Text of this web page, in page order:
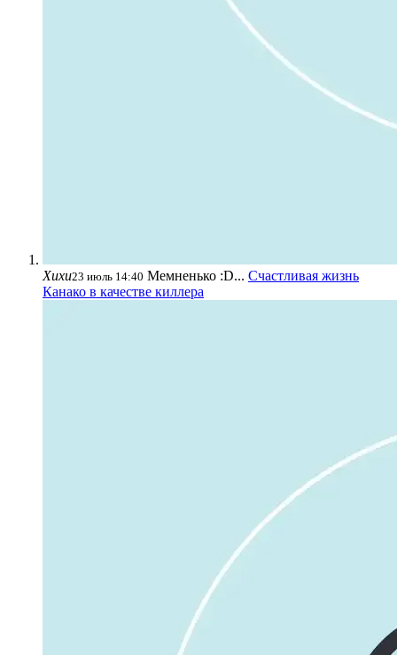
Хихи23 июль 14:40 Мемненько :D... Счастливая жизнь
Канако в качестве киллера